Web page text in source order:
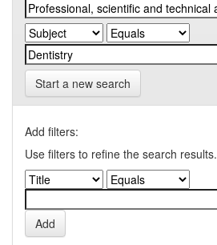
Start a new search
Add filters:
Use filters to refine the search results.